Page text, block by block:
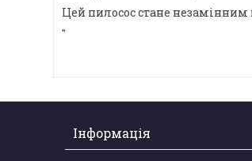
Цей пилосос стане
"
Інформація